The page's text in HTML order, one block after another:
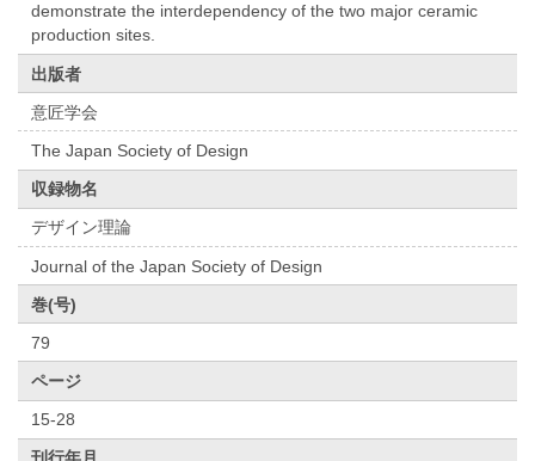
demonstrate the interdependency of the two major ceramic
production sites.
出版者
意匠学会
The Japan Society of Design
収録物名
デザイン理論
Journal of the Japan Society of Design
巻(号)
79
ページ
15-28